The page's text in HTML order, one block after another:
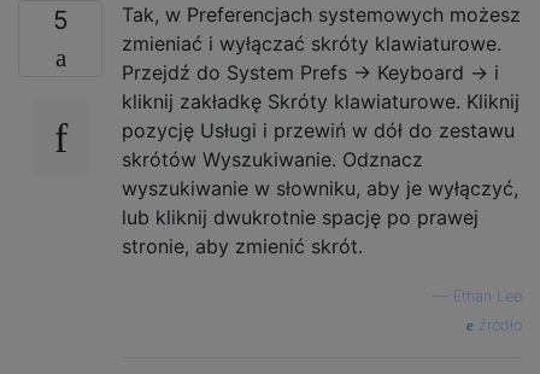
5
Tak, w Preferencjach systemowych możesz
zmieniać i wyłączać skróty klawiaturowe.
Przejdź do System Prefs -> Keyboard -> i
kliknij zakładkę Skróty klawiaturowe. Kliknij
pozycję Usługi i przewiń w dół do zestawu
skrótów Wyszukiwanie. Odznacz
wyszukiwanie w słowniku, aby je wyłączyć,
lub kliknij dwukrotnie spację po prawej
stronie, aby zmienić skrót.
Ethan Lee
źródło